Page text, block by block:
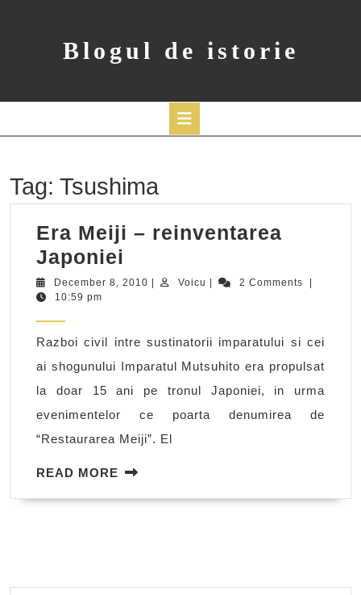
Blogul de istorie
Tag: Tsushima
Era Meiji – reinventarea
Japoniei
Meiji
Japoniei
December 8, 2010 December
Voicu Voicu 2 Comments
10:59 pm
Razboi civil intre sustinatorii imparatului si cei
ai shogunului Imparatul Mutsuhito era propulsat
la doar 15 ani pe tronul Japoniei, in urma
evenimentelor ce poarta denumirea de
“Restaurarea Meiji”. El
READ MORE READ